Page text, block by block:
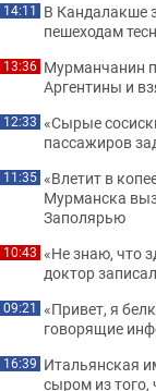
14:11 В Кандалакше
пешеходам
13:36 Мурманчанин
Аргентины и
12:33 «Сырые
пассажиров
11:35 «Влетит в
Мурманска
Заполярью
10:43 «Не знаю, что
доктор
09:21 «Привет, я
говорящие
16:39 Итальянская
сыром из того,